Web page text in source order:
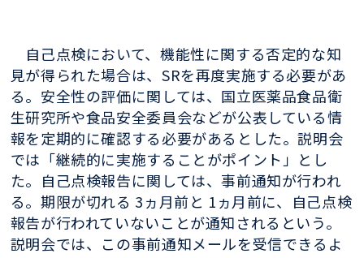
自己点検において、機能性に関する否定的な知
見が得られた場合は、SRを再度実施する必要があ
る。安全性の評価に関しては、国立医薬品食品衛
生研究所や食品安全委員会などが公表している情
報を定期的に確認する必要があるとした。説明会
では「継続的に実施することがポイント」とし
た。自己点検報告に関しては、事前通知が行われ
る。期限が切れる 3ヵ月前と 1ヵ月前に、自己点検
報告が行われていないことが通知されるという。
説明会では、この事前通知メールを受信できるよ